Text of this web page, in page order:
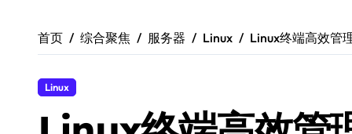
Linux内核级优化：构建高并发低延迟的
首页 综合聚焦 服务器 Linux Linux终端高效管
Linux